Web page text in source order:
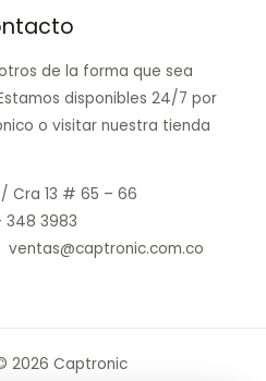
de la forma que sea
disponibles 24/7 por
o visitar nuestra tienda
Cra 13 # 65 – 66
348 3983
2026 Captronic